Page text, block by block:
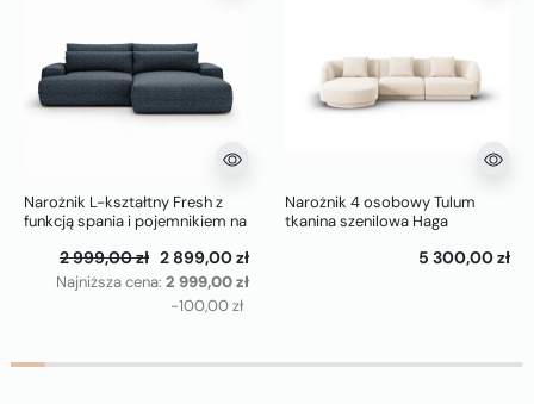
Narożnik L-kształtny Fresh z
funkcją spania i pojemnikiem na
(Modesto 485)
2 999,00 zł 2 899,00 zł
Najniższa cena: 2 999,00 zł
-100,00 zł
Narożnik 4 osobowy Tulum
tkanina szenilowa Haga
5 300,00 zł